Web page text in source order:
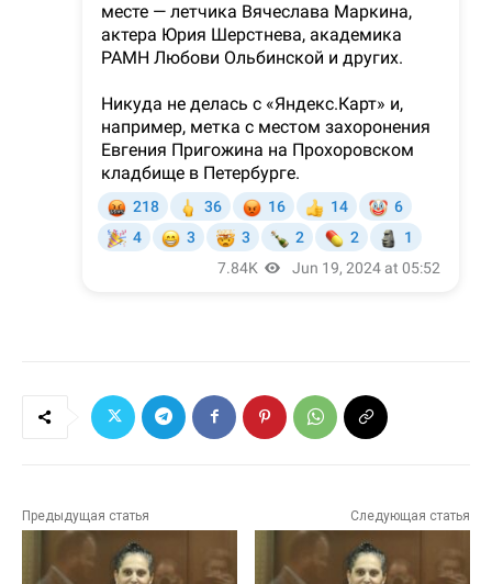
Предыдущая статья Следующая статья